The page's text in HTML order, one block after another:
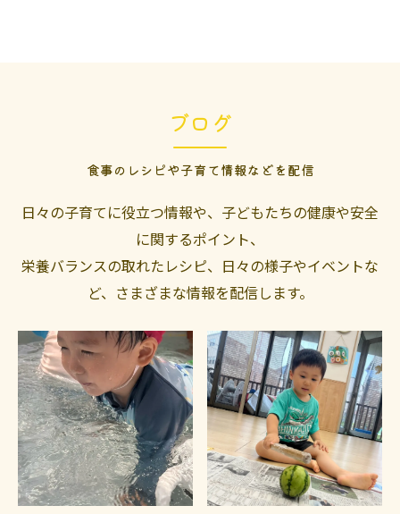
食事のレシピや子育て情報などを配信
ブログ
日々の子育てに役立つ情報や、子どもたちの健康や安全
に関するポイント、
栄養バランスの取れたレシピ、日々の様子やイベントな
ど、さまざまな情報を配信します。